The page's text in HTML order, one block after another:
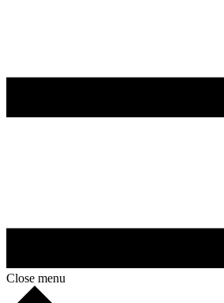
Close menu